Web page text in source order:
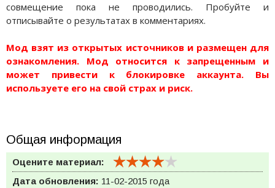
совмещение пока не проводились. Пробуйте и
отписывайте о результатах в комментариях.
Мод взят из открытых источников и размещен для
ознакомления. Мод относится к запрещенным и
может привести к блокировке аккаунта. Вы
используете его на свой страх и риск.
Общая информация
Оцените материал:
Дата обновления: 11-02-2015 года